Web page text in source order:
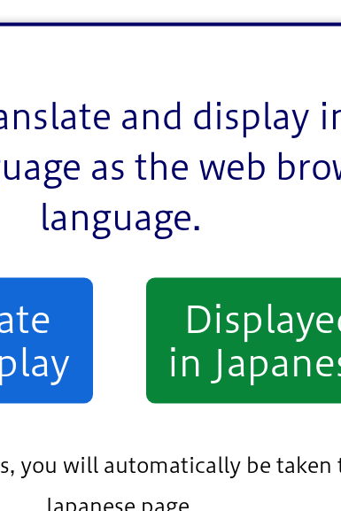
and display
as the web
language.
in
you will automatically be taken
Japanese page.
）
ています。